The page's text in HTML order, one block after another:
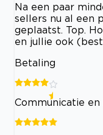
Na een paar
sellers nu al een
geplaatst. Top.
en jullie ook
Betaling
Communicatie